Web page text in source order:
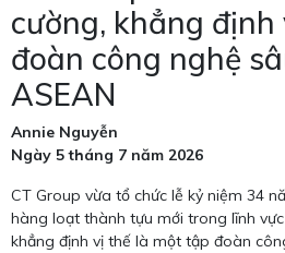
cường, khẳng
đoàn công nghệ
ASEAN
Annie Nguyễn
Ngày 5 tháng 7 năm 2026
CT Group vừa tổ chức lễ kỷ niệm 34
hàng loạt thành tựu mới trong lĩnh
khẳng định vị thế là một tập đoàn